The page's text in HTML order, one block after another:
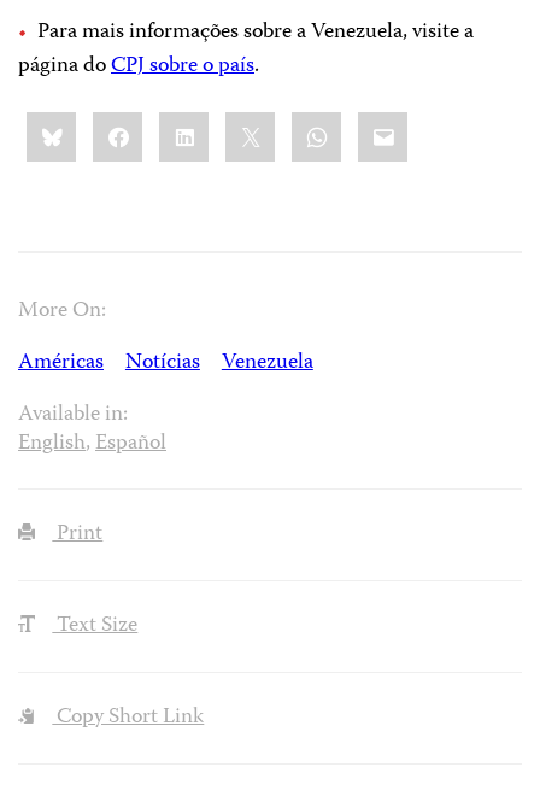
Para mais informações sobre a Venezuela, visite a
página doCPJ sobre o país.
Share
this:BlueskyFacebookLinkedIn WhatsApp
Email
More On:
Américas
Notícias
Venezuela
Available in:
English,Español
Print
Text Size
Copy Short Link